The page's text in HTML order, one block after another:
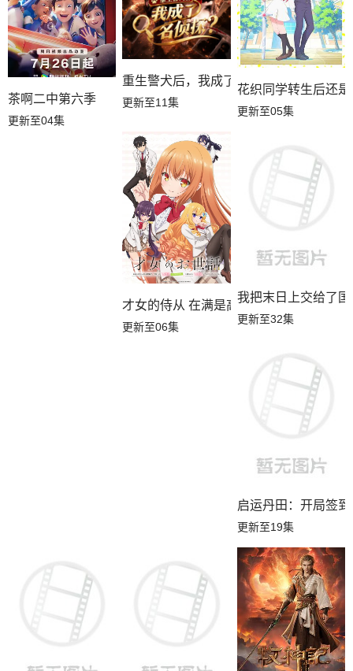
茶啊二中第六季
更新至04集
重生警犬后，我成了名侦探？
更新至11集
花织同学转生后还
更新至05集
才女的侍从 在满是高岭之花的贵族学校
更新至06集
我把末日上交给了国
更新至32集
启运丹田：开局签
更新至19集